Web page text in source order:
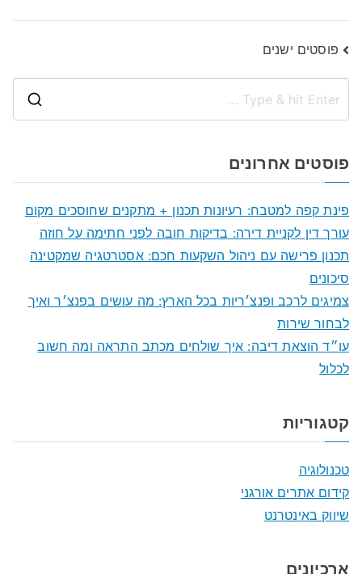
ניווט
פוסטים ישנים
פוסטים אחרונים
פינת קפה למטבח: רעיונות תכנון + מתקנים שחוסכים מקום
עורך דין לקניית דירה: בדיקות חובה לפני חתימה על חוזה
תכנון פרישה עם ניהול השקעות חכם: אסטרטגיה שמקטינה
סיכונים
צמיגים לרכב ופנצ׳ריות בכל הארץ: מה עושים בפנצ׳ר ואיך
לבחור שירות
עו״ד הוצאת דיבה: איך שולחים מכתב התראה ומה חשוב
לכלול
קטגוריות
טכנולוגיה
קידום אתרים אורגני
שיווק באינטרנט
ארכיונים